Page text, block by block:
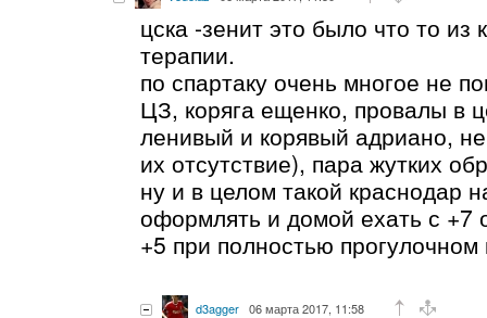
цска -зенит это было что то из
терапии.
по спартаку очень многое не
ЦЗ, коряга ещенко, провалы в
ленивый и корявый адриано,
их отсутствие), пара жутких
ну и в целом такой краснодар
оформлять и домой ехать с +7
+5 при полностью
d3agger 06 марта 2017, 11:58